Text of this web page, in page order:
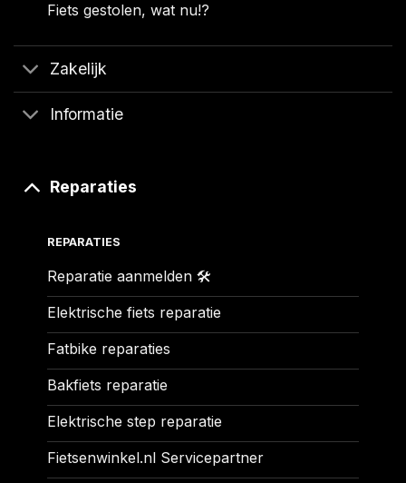
Fiets gestolen, wat nu!?
Zakelijk
Informatie
Reparaties
REPARATIES
Reparatie aanmelden 🛠️
Elektrische fiets reparatie
Fatbike reparaties
Bakfiets reparatie
Elektrische step reparatie
Fietsenwinkel.nl Servicepartner